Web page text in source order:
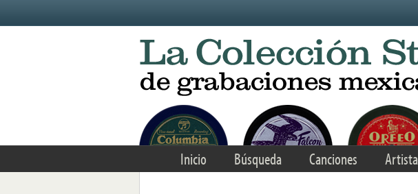
Inicio Búsqueda Canciones